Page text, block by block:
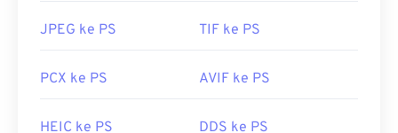
JPEG ke PS TIF ke PS
PCX ke PS AVIF ke PS
HEIC ke PS DDS ke PS